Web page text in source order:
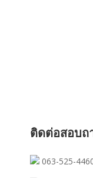
ติดต่อสอบถ
063-525-